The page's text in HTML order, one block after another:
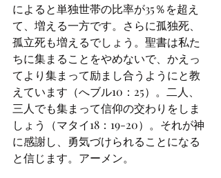
によると単独世帯の比率が35％を超え
て、増える一方です。さらに孤独死、
孤立死も増えるでしょう。聖書は私た
ちに集まることをやめないで、かえっ
てより集まって励まし合うようにと教
えています（へブル10：25）。二人、
三人でも集まって信仰の交わりをしま
しょう（マタイ18：19-20）。それが神
に感謝し、勇気づけられることになる
と信じます。アーメン。